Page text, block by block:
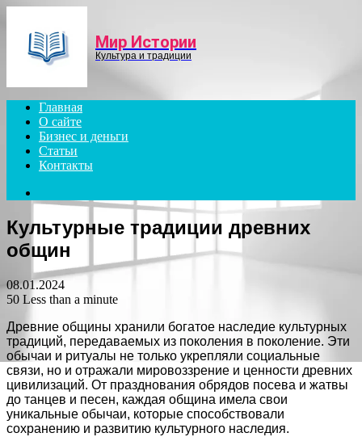
Мир Истории
Культура и традиции
Главная
О сайте
Бизнес и деньги
Статьи
Контакты
for
Культурные традиции древних
общин
08.01.2024
50 Less than a minute
Древние общины хранили богатое наследие культурных
традиций, передаваемых из поколения в поколение. Эти
обычаи и ритуалы не только укрепляли социальные
связи, но и отражали мировоззрение и ценности древних
цивилизаций. От празднования обрядов посева и жатвы
до танцев и песен, каждая община имела свои
уникальные обычаи, которые способствовали
сохранению и развитию культурного наследия.